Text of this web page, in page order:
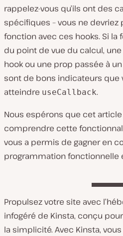
rappelez-vous qu’ils ont des
spécifiques – vous ne
fonction avec ces hooks. Si
du point de vue du calcul,
hook ou une prop passée à
sont de bons indicateurs que
atteindre useCallback.
Nous espérons que cet article
comprendre cette
vous a permis de gagner en
programmation fonctionnelle
Propulsez votre site avec
infogéré de Kinsta, conçu
la simplicité. Avec Kinsta,